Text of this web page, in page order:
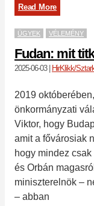
Read More
ÜGYEK VÉLEMÉNY
Fudan: mit
2025-06-03| HirKlikk/
2019
önkormányzati
Viktor, hogy
amit a fővárosiak
hogy mindez
és Orbán
miniszterelnök –
– abban